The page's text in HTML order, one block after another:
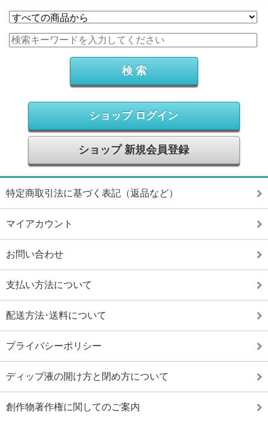
ショップ ログイン
ショップ 新規会員登録
特定商取引法に基づく表記（返品など）
マイアカウント
お問い合わせ
支払い方法について
配送方法･送料について
プライバシーポリシー
ディップ液の開け方と閉め方について
創作物著作権に関してのご案内